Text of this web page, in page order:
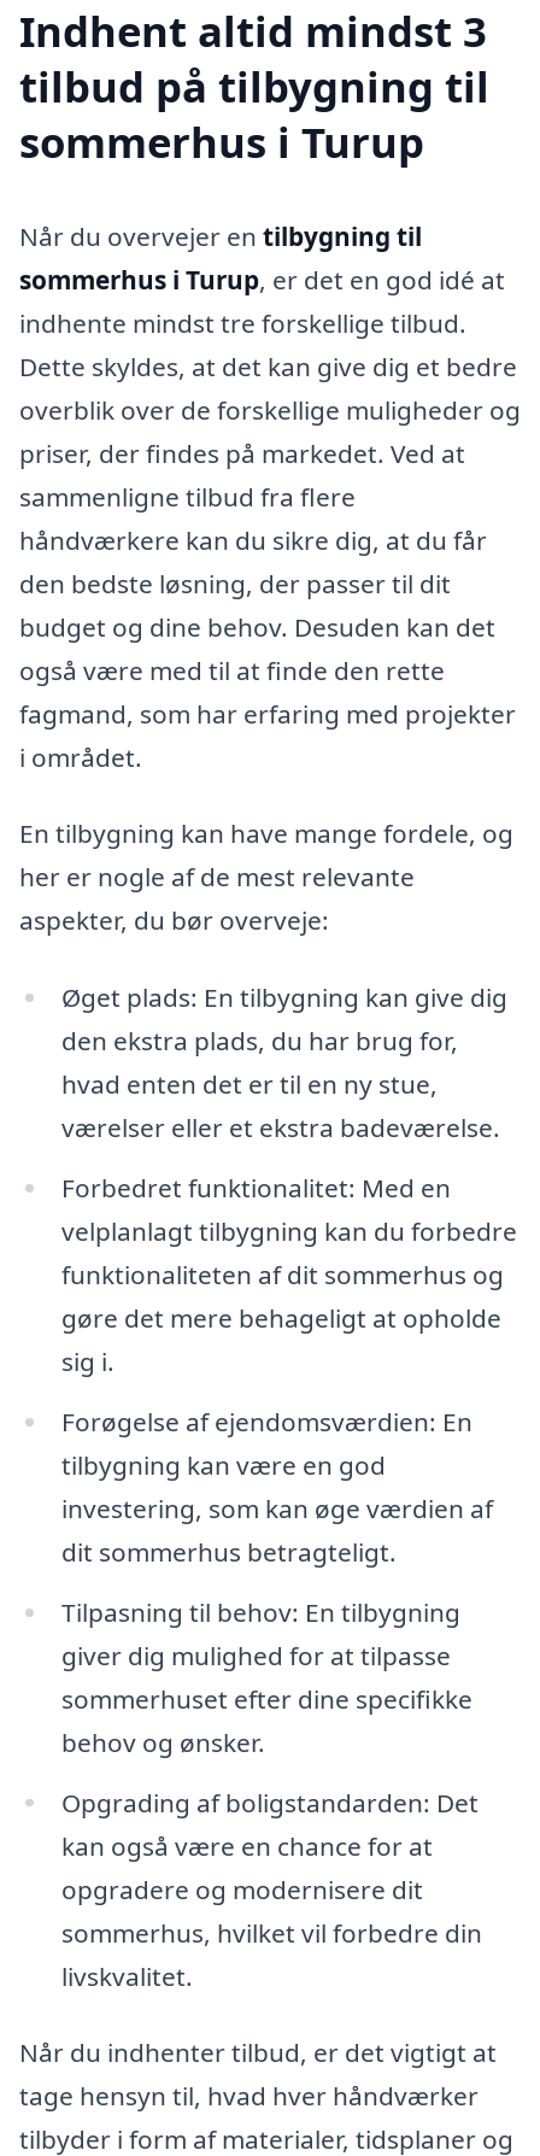
Indhent altid mindst 3
tilbud på tilbygning til
sommerhus i Turup
Når du overvejer en tilbygning til
sommerhus i Turup, er det en god idé at
indhente mindst tre forskellige tilbud.
Dette skyldes, at det kan give dig et bedre
overblik over de forskellige muligheder og
priser, der findes på markedet. Ved at
sammenligne tilbud fra flere
håndværkere kan du sikre dig, at du får
den bedste løsning, der passer til dit
budget og dine behov. Desuden kan det
også være med til at finde den rette
fagmand, som har erfaring med projekter
i området.
En tilbygning kan have mange fordele, og
her er nogle af de mest relevante
aspekter, du bør overveje:
Øget plads: En tilbygning kan give dig
den ekstra plads, du har brug for,
hvad enten det er til en ny stue,
værelser eller et ekstra badeværelse.
Forbedret funktionalitet: Med en
velplanlagt tilbygning kan du forbedre
funktionaliteten af dit sommerhus og
gøre det mere behageligt at opholde
sig i.
Forøgelse af ejendomsværdien: En
tilbygning kan være en god
investering, som kan øge værdien af
dit sommerhus betragteligt.
Tilpasning til behov: En tilbygning
giver dig mulighed for at tilpasse
sommerhuset efter dine specifikke
behov og ønsker.
Opgrading af boligstandarden: Det
kan også være en chance for at
opgradere og modernisere dit
sommerhus, hvilket vil forbedre din
livskvalitet.
Når du indhenter tilbud, er det vigtigt at
tage hensyn til, hvad hver håndværker
tilbyder i form af materialer, tidsplaner og